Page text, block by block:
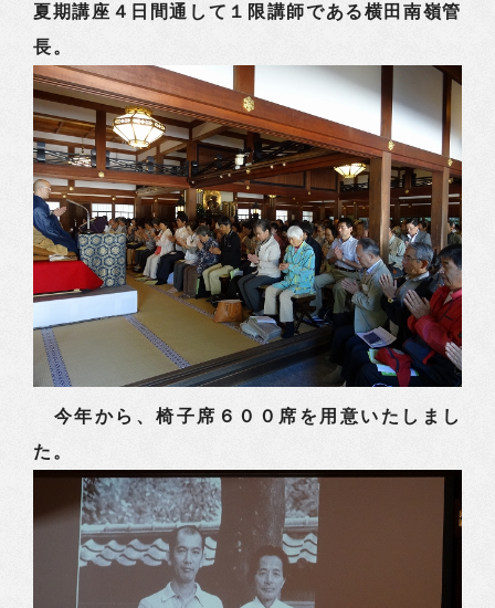
夏期講座４日間通して１限講師である横田南嶺管
長。
今年から、椅子席６００席を用意いたしまし
た。